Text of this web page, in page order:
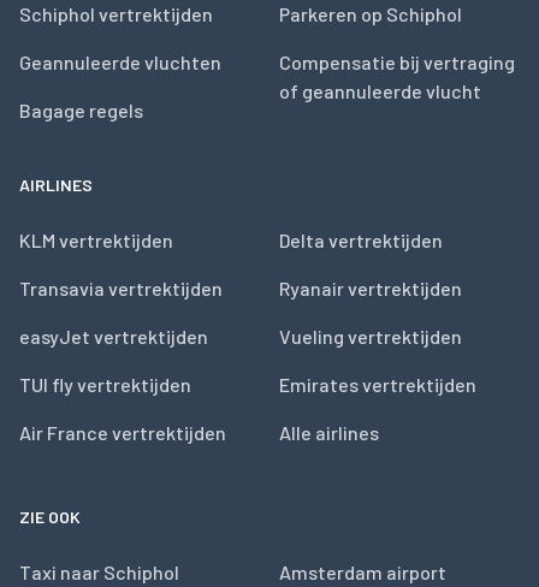
Schiphol vertrektijden
Geannuleerde vluchten
Bagage regels
Parkeren op Schiphol
Compensatie bij vertraging
of geannuleerde vlucht
AIRLINES
KLM vertrektijden
Transavia vertrektijden
easyJet vertrektijden
TUI fly vertrektijden
Air France vertrektijden
Delta vertrektijden
Ryanair vertrektijden
Vueling vertrektijden
Emirates vertrektijden
Alle airlines
ZIE OOK
Taxi naar Schiphol Amsterdam airport